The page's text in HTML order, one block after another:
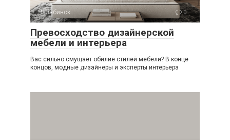
Челябинск 0
Превосходство дизайнерской
мебели и интерьера
Вас сильно смущает обилие стилей мебели? В конце
концов, модные дизайнеры и эксперты интерьера